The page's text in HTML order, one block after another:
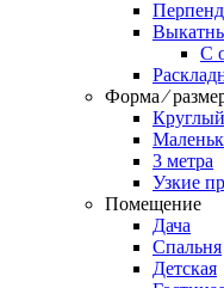
С
Форма ⁄
Круглый
3 метра
Узкие
Помещение
Дача
Спальня
Детская